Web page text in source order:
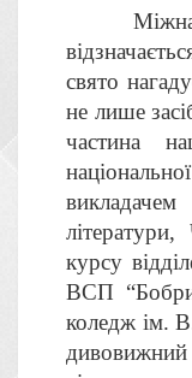
свято
не лише
частина
курсу
ВСП
коледж ім.